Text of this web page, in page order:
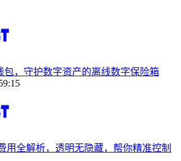
包，守护数字资产的离线数字保险箱
用全解析，透明无隐藏，帮你精准控制